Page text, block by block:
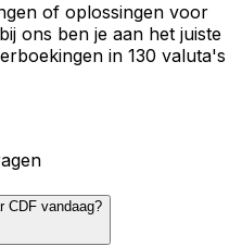
of oplossingen voor
ons ben je aan het juiste
in 130 valuta's
CDF vandaag?